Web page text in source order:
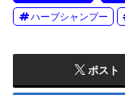
ハーブシャンプー
ポスト